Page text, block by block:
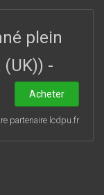
plein
-
Acheter
partenaire lcdpu.fr